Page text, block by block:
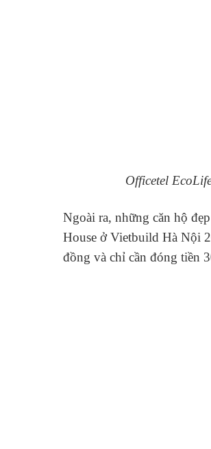
Officetel
Ngoài ra, những căn hộ
House ở Vietbuild Hà Nội
đồng và chỉ cần đóng tiền